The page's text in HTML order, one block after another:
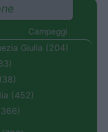
Campeggi
Giulia (204)
(452)